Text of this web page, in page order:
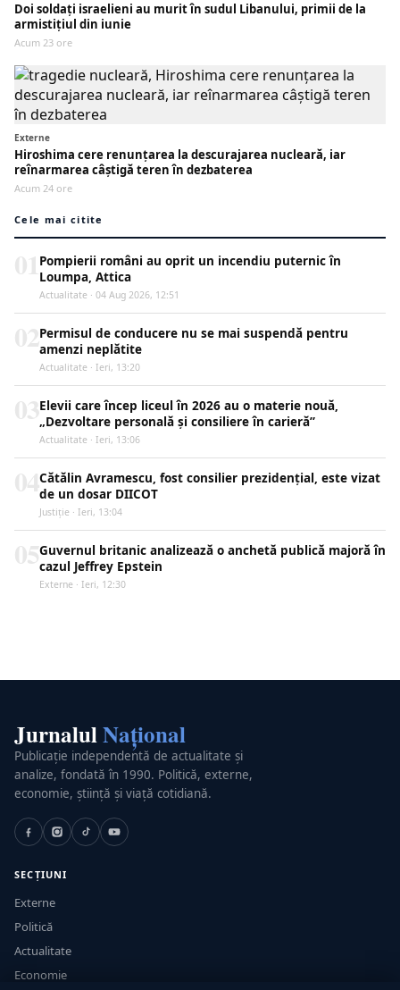
Doi soldați israelieni au murit în sudul Libanului, primii de la
armistițiul din iunie
Acum 23 ore
Externe
Hiroshima cere renunțarea la descurajarea nucleară, iar
reînarmarea câștigă teren în dezbaterea
Acum 24 ore
Cele mai citite
Pompierii români au oprit un incendiu puternic în
Loumpa, Attica
Actualitate · 04 Aug 2026, 12:51
Permisul de conducere nu se mai suspendă pentru
amenzi neplătite
Actualitate · Ieri, 13:20
Elevii care încep liceul în 2026 au o materie nouă,
„Dezvoltare personală și consiliere în carieră”
Actualitate · Ieri, 13:06
Cătălin Avramescu, fost consilier prezidențial, este vizat
de un dosar DIICOT
Justiţie · Ieri, 13:04
Guvernul britanic analizează o anchetă publică majoră în
cazul Jeffrey Epstein
Externe · Ieri, 12:30
JurnalulNațional
Publicație independentă de actualitate și
analize, fondată în 1990. Politică, externe,
economie, știință și viață cotidiană.
SECȚIUNI
Externe
Politică
Actualitate
Economie